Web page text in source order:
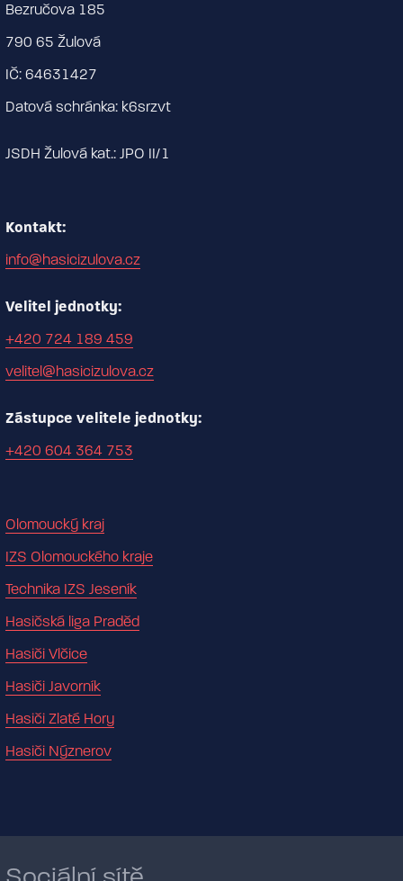
Bezručova 185
790 65 Žulová
IČ: 64631427
Datová schránka: k6srzvt
JSDH Žulová kat.: JPO II/1
Kontakt:
info@hasicizulova.cz
Velitel jednotky:
+420 724 189 459
velitel@hasicizulova.cz
Zástupce velitele jednotky:
+420 604 364 753
Olomoucký kraj
IZS Olomouckého kraje
Technika IZS Jeseník
Hasičská liga Praděd
Hasiči Vlčice
Hasiči Javorník
Hasiči Zlaté Hory
Hasiči Nýznerov